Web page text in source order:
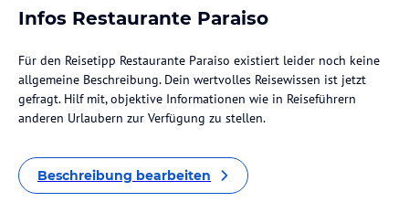
Infos Restaurante Paraiso
Für den Reisetipp Restaurante Paraiso existiert leider noch keine
allgemeine Beschreibung. Dein wertvolles Reisewissen ist jetzt
gefragt. Hilf mit, objektive Informationen wie in Reiseführern
anderen Urlaubern zur Verfügung zu stellen.
Beschreibung bearbeiten